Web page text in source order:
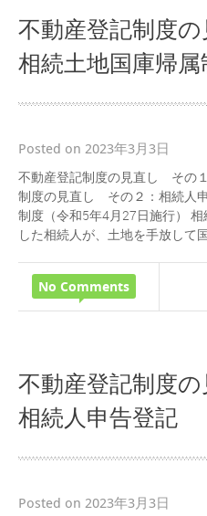
不動産登記制度
相続土地国庫帰属
Posted on 2023年3月3日
不動産登記制度の見直し その
制度の見直し その２：相続人
制度（令和5年4月27日施行）
した相続人が、土地を手放して
No Comments
不動産登記制度
相続人申告登記
Posted on 2023年3月3日